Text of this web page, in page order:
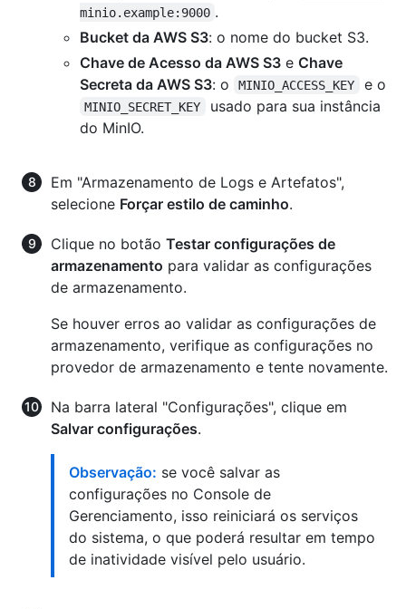
minio.example:9000 .
Bucket da AWS S3: o nome do bucket S3.
Chave de Acesso da AWS S3 e Chave
Secreta da AWS S3: o MINIO_ACCESS_KEY e o
MINIO_SECRET_KEY
usado para sua instância
do MinIO.
Em "Armazenamento de Logs e Artefatos",
selecione Forçar estilo de caminho.
Clique no botão Testar configurações de
armazenamento para validar as configurações
de armazenamento.
Se houver erros ao validar as configurações de
armazenamento, verifique as configurações no
provedor de armazenamento e tente novamente.
Na barra lateral "Configurações", clique em
Salvar configurações.
Observação: se você salvar as
configurações no Console de
Gerenciamento, isso reiniciará os serviços
do sistema, o que poderá resultar em tempo
de inatividade visível pelo usuário.